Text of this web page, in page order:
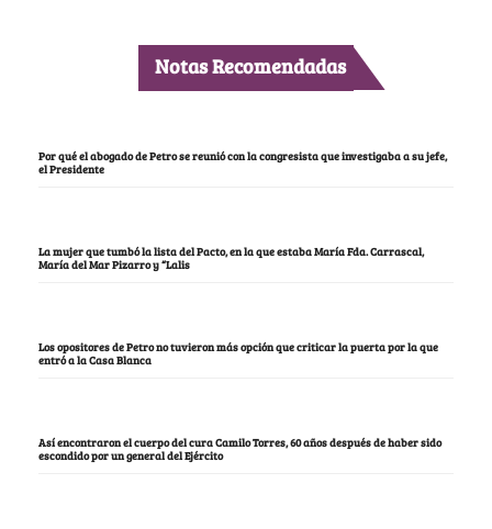
Notas Recomendadas
Por qué el abogado de Petro se reunió con la congresista que investigaba a su jefe,
el Presidente
La mujer que tumbó la lista del Pacto, en la que estaba María Fda. Carrascal,
María del Mar Pizarro y “Lalis
Los opositores de Petro no tuvieron más opción que criticar la puerta por la que
entró a la Casa Blanca
Así encontraron el cuerpo del cura Camilo Torres, 60 años después de haber sido
escondido por un general del Ejército